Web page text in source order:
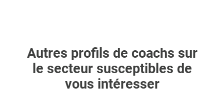
Autres profils de coachs sur
le secteur susceptibles de
vous intéresser